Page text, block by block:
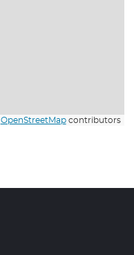
OpenStreetMapcontributors